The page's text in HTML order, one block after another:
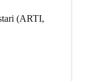
(ARTI,